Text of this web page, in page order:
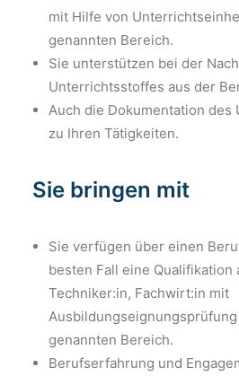
mit Hilfe von
genannten Bereich.
Sie unterstützen bei der
Unterrichtsstoffes aus der
Auch die Dokumentation
zu Ihren Tätigkeiten.
Sie bringen mit
Sie verfügen über einen
besten Fall eine Qualifikation
Techniker:in, Fachwirt:in mit
genannten Bereich.
Berufserfahrung und